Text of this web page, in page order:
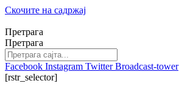
Скочите на садржај
Претрага
Претрага
Facebook Instagram Twitter Broadcast-tower
[rstr_selector]